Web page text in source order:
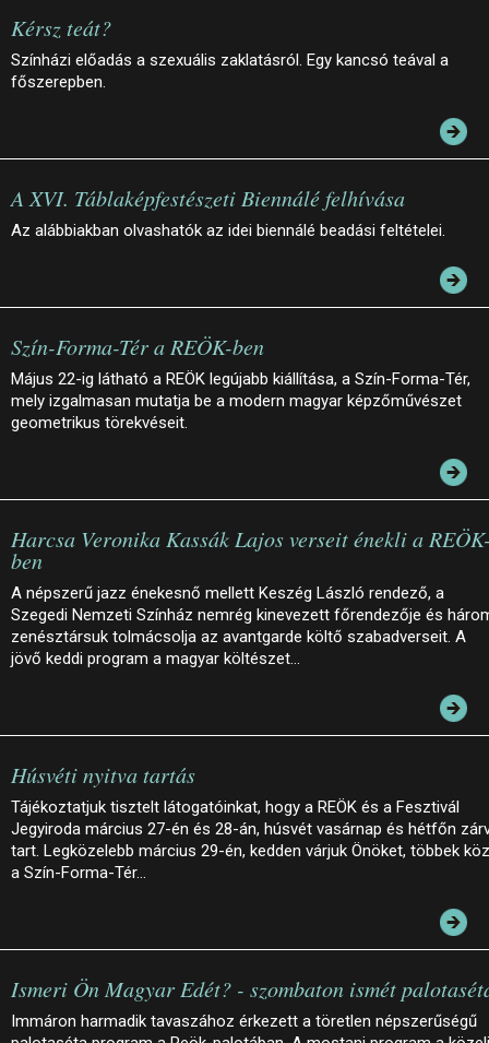
Kérsz teát?
Színházi előadás a szexuális zaklatásról. Egy kancsó teával a
főszerepben.
A XVI. Táblaképfestészeti Biennálé felhívása
Az alábbiakban olvashatók az idei biennálé beadási feltételei.
Szín-Forma-Tér a REÖK-ben
Május 22-ig látható a REÖK legújabb kiállítása, a Szín-Forma-Tér,
mely izgalmasan mutatja be a modern magyar képzőművészet
geometrikus törekvéseit.
Harcsa Veronika Kassák Lajos verseit énekli a
ben
A népszerű jazz énekesnő mellett Keszég László rendező, a
Szegedi Nemzeti Színház nemrég kinevezett főrendezője és
zenésztársuk tolmácsolja az avantgarde költő szabadverseit. A
jövő keddi program a magyar költészet…
Húsvéti nyitva tartás
Tájékoztatjuk tisztelt látogatóinkat, hogy a REÖK és a Fesztivál
Jegyiroda március 27-én és 28-án, húsvét vasárnap és hétfőn
tart. Legközelebb március 29-én, kedden várjuk Önöket, többek
a Szín-Forma-Tér…
Ismeri Ön Magyar Edét? - szombaton ismét
Immáron harmadik tavaszához érkezett a töretlen népszerűségű